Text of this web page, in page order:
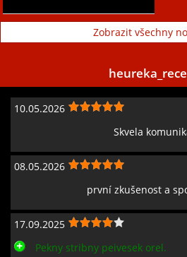
Zobrazit všechny
10.05.2026
Skvela
08.05.2026
první zkušenost a
17.09.2025
Pekny stribny peivesek orel.